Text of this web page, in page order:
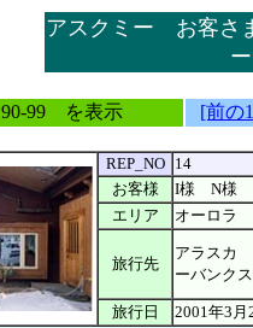
アスクミー お客さ
ー
90-99 を表示 [前の
REP_NO
14
お客様
I様 N様
エリア
オーロラ
旅行先
アラスカ
ーバンクス
旅行日
2001年3月